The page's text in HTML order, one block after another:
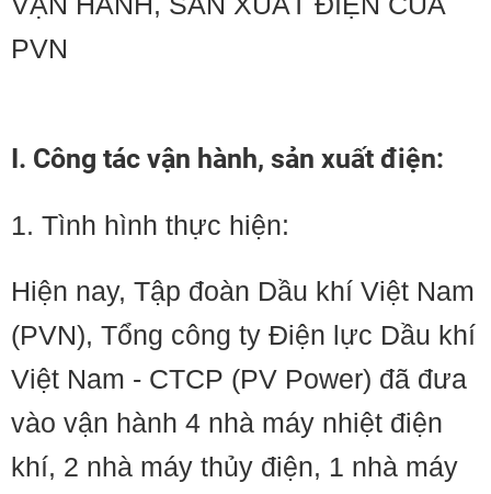
PVN
I. Công tác vận hành, sản xuất điện:
1. Tình hình thực hiện:
​Hiện nay, Tập đoàn Dầu khí Việt Nam
(PVN), Tổng công ty Điện lực Dầu khí
Việt Nam - CTCP (PV Power) đã đưa
vào vận hành 4 nhà máy nhiệt điện
khí, 2 nhà máy thủy điện, 1 nhà máy